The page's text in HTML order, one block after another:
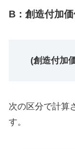
B：創造付加
(創造付加
次の区分で計算
す。